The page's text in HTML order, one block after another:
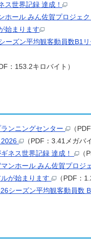
ス世界記録 達成！
ホール みん佐賀プロジェク
始まります
ーズン平均観客動員数B1リ
：153.2キロバイト）
ンニングセンター
（
2026
（PDF：3.41メガバ
ネス世界記録 達成！
（
ンホール みん佐賀プロジ
が始まります
（PDF：
シーズン平均観客動員数